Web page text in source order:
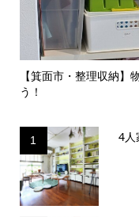
【箕面市・整理収納】
う！
1 4人